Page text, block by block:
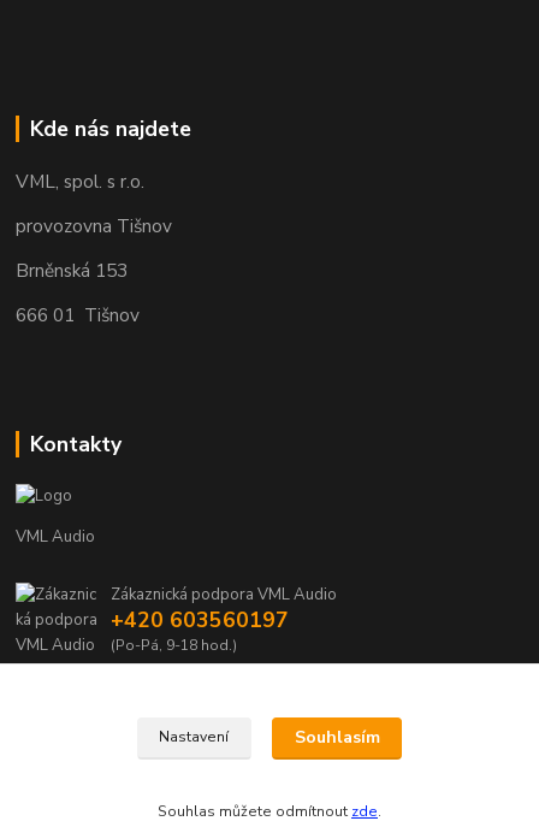
Kde nás najdete
VML, spol. s r.o.
provozovna Tišnov
Brněnská 153
666 01 Tišnov
Kontakty
VML Audio
Zákaznická podpora VML Audio
+420 603560197
(Po-Pá, 9-18 hod.)
Nastavení Souhlasím
Souhlas můžete odmítnout zde.